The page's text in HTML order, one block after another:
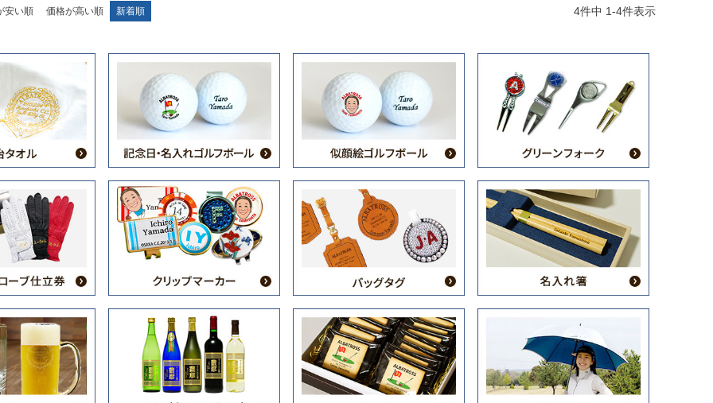
安い順 価格が高い順 新着順 4件中 1-4件表示